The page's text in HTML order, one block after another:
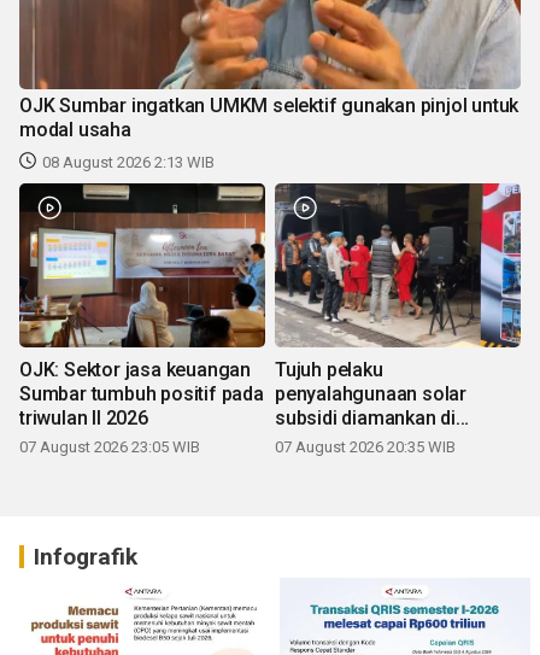
OJK Sumbar ingatkan UMKM selektif gunakan pinjol untuk
modal usaha
08 August 2026 2:13 WIB
OJK: Sektor jasa keuangan
Sumbar tumbuh positif pada
triwulan II 2026
07 August 2026 23:05 WIB
Tujuh pelaku
penyalahgunaan solar
subsidi diamankan di
Sumbar
07 August 2026 20:35 WIB
Infografik